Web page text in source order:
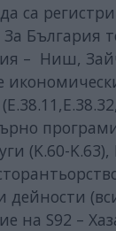
са
България
– Ниш,
(K.60-
на S92 –